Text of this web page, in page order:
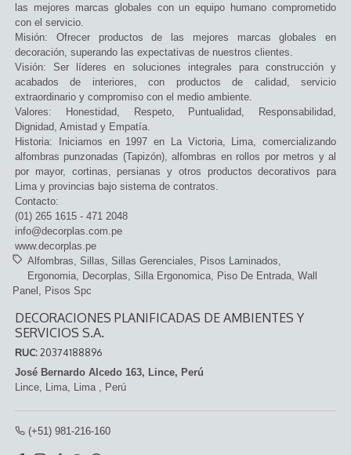
las mejores marcas globales con un equipo humano comprometido
con el servicio.
Misión: Ofrecer productos de las mejores marcas globales en
decoración, superando las expectativas de nuestros clientes.
Visión: Ser líderes en soluciones integrales para construcción y
acabados de interiores, con productos de calidad, servicio
extraordinario y compromiso con el medio ambiente.
Valores: Honestidad, Respeto, Puntualidad, Responsabilidad,
Dignidad, Amistad y Empatía.
Historia: Iniciamos en 1997 en La Victoria, Lima, comercializando
alfombras punzonadas (Tapizón), alfombras en rollos por metros y al
por mayor, cortinas, persianas y otros productos decorativos para
Lima y provincias bajo sistema de contratos.
Contacto:
(01) 265 1615 - 471 2048
info@decorplas.com.pe
www.decorplas.pe
Alfombras
Sillas Sillas Gerenciales
Pisos Laminados
Ergonomia Decorplas Silla Ergonomica Piso De Entrada Wall
Panel
Pisos Spc
DECORACIONES PLANIFICADAS DE AMBIENTES Y
SERVICIOS S.A.
RUC:20374188896
José Bernardo Alcedo 163, Lince, Perú
Lince, Lima, Lima Perú
(+51) 981-216-160